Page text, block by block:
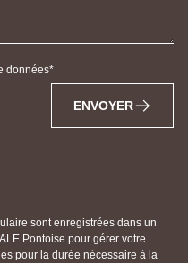
données
ENVOYER
sont enregistrées dans un
Pontoise pour gérer votre
pour la durée nécessaire à la